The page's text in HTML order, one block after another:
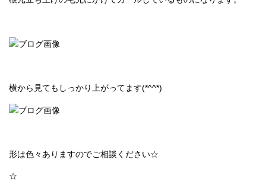
横から見てもしっかり上がってます(*^^*)
形は色々ありますのでご相談ください☆
☆